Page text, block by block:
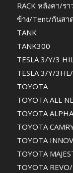
RACK หลังคา/ร
ข้าง/Tent/กันสา
TANK
TANK300
TESLA 3/Y/3
TESLA 3/Y/
TOYOTA
TOYOTA ALL
TOYOTA
TOYOTA
TOYOTA
TOYOTA
TOYOTA